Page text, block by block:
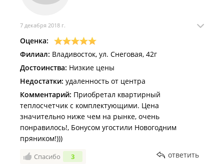
7 декабря 2018 г.
Оценка:
Филиал: Владивосток, ул. Снеговая, 42г
Достоинства: Низкие цены
Недостатки: удаленность от центра
Комментарий: Приобретал квартирный
теплосчетчик с комплектующими. Цена
значительно ниже чем на рынке, очень
понравилось!, Бонусом угостили Новогодним
пряником!)))
Спасибо 3 ответить